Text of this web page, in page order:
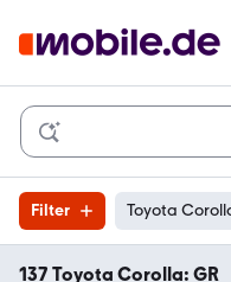
Filter Toyota
137 Toyota Corolla: GR